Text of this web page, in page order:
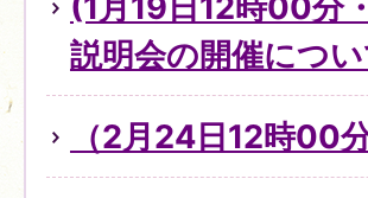
(1月19日12時00分
説明会の開催につ
（2月24日12時00